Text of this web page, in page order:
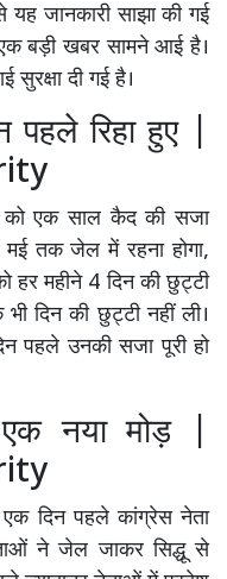
जानकारी साझा की गई
एक बड़ी खबर सामने आई है।
सुरक्षा दी गई है।
रिहा हुए |
को एक साल कैद की सजा
तक जेल में रहना होगा,
हर महीने 4 दिन की छुट्टी
दिन की छुट्टी नहीं ली।
पहले उनकी सजा पूरी हो
नया मोड़ |
दिन पहले कांग्रेस नेता
ने जेल जाकर सिद्धू से